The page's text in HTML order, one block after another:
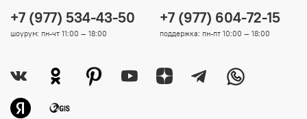
+7 (977) 534-43-50
шоурум: пн-чт 11:00 — 18:00
+7 (977) 604-72-15
поддержка: пн-пт 10:00 — 18:00